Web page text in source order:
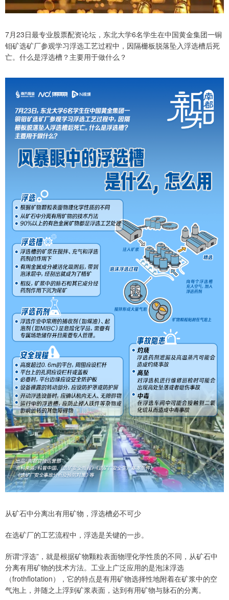
7月23日最专业股票配资论坛，东北大学6名学生在中国黄金集团一铜
钼矿选矿厂参观学习浮选工艺过程中，因隔栅板脱落坠入浮选槽后死
亡。什么是浮选槽？主要用于做什么？
从矿石中分离出有用矿物，浮选槽必不可少
在选矿厂的工艺流程中，浮选是关键的一步。
所谓“浮选”，就是根据矿物颗粒表面物理化学性质的不同，从矿石中
分离有用矿物的技术方法。工业上广泛应用的是泡沫浮选
（frothflotation），它的特点是有用矿物选择性地附着在矿浆中的空
气泡上，并随之上浮到矿浆表面，达到有用矿物与脉石的分离。